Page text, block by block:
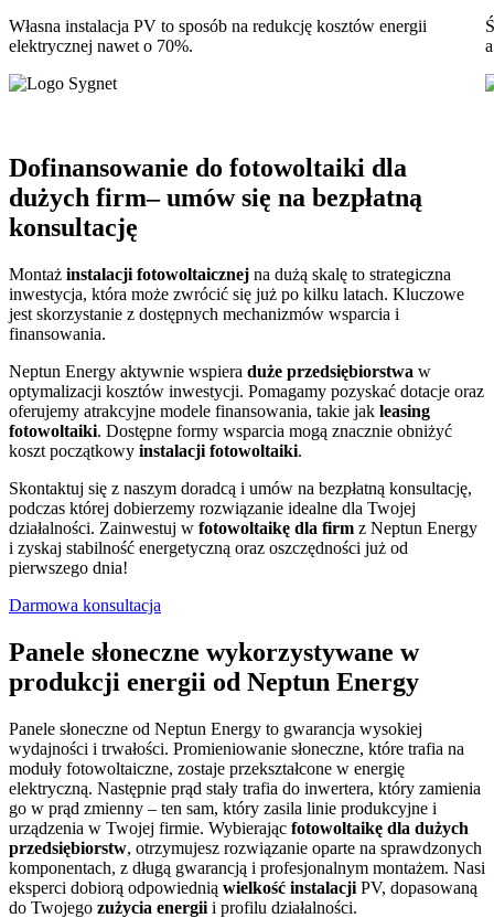
Własna instalacja PV to sposób na redukcję kosztów energii
elektrycznej nawet o 70%.
Dofinansowanie do fotowoltaiki dla
dużych firm– umów się na bezpłatną
konsultację
Montaż instalacji fotowoltaicznej na dużą skalę to strategiczna
inwestycja, która może zwrócić się już po kilku latach. Kluczowe
jest skorzystanie z dostępnych mechanizmów wsparcia i
finansowania.
Neptun Energy aktywnie wspiera duże przedsiębiorstwa w
optymalizacji kosztów inwestycji. Pomagamy pozyskać dotacje oraz
oferujemy atrakcyjne modele finansowania, takie jak leasing
fotowoltaiki. Dostępne formy wsparcia mogą znacznie obniżyć
koszt początkowy instalacji fotowoltaiki.
Skontaktuj się z naszym doradcą i umów na bezpłatną konsultację,
podczas której dobierzemy rozwiązanie idealne dla Twojej
działalności. Zainwestuj w fotowoltaikę dla firm z Neptun Energy
i zyskaj stabilność energetyczną oraz oszczędności już od
pierwszego dnia!
Darmowa konsultacja
Panele słoneczne wykorzystywane w
produkcji energii od Neptun Energy
Panele słoneczne od Neptun Energy to gwarancja wysokiej
wydajności i trwałości. Promieniowanie słoneczne, które trafia na
moduły fotowoltaiczne, zostaje przekształcone w energię
elektryczną. Następnie prąd stały trafia do inwertera, który zamienia
go w prąd zmienny – ten sam, który zasila linie produkcyjne i
urządzenia w Twojej firmie. Wybierając fotowoltaikę dla dużych
przedsiębiorstw, otrzymujesz rozwiązanie oparte na sprawdzonych
komponentach, z długą gwarancją i profesjonalnym montażem. Nasi
eksperci dobiorą odpowiednią wielkość instalacji PV, dopasowaną
do Twojego zużycia energii i profilu działalności.